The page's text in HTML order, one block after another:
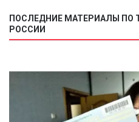
ПОСЛЕДНИЕ МАТЕРИАЛЫ ПО
РОССИИ